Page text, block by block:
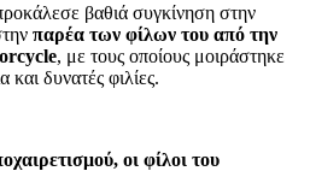
βαθιά συγκίνηση στην
παρέα των φίλων του από την
, με τους οποίους μοιράστηκε
και δυνατές φιλίες.
οι φίλοι του